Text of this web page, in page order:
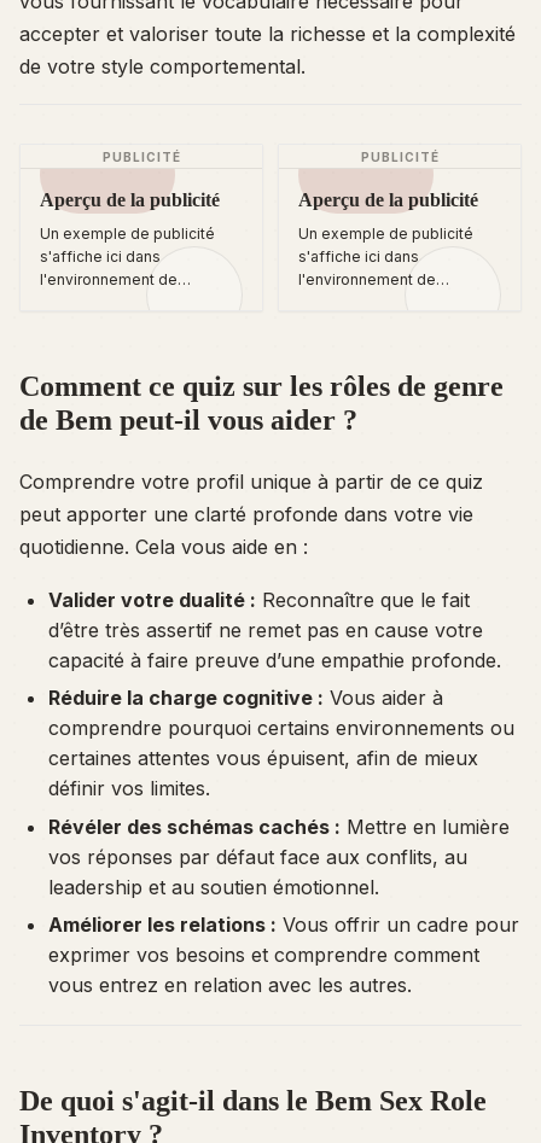
accepter et valoriser toute la richesse et la complexité
de votre style comportemental.
PUBLICITÉ
Aperçu de la publicité
Un exemple de publicité
s'affiche ici dans
l'environnement de
PUBLICITÉ
Aperçu de la publicité
Un exemple de publicité
s'affiche ici dans
l'environnement de
Comment ce quiz sur les rôles de genre
de Bem peut-il vous aider ?
Comprendre votre profil unique à partir de ce quiz
peut apporter une clarté profonde dans votre vie
quotidienne. Cela vous aide en :
Valider votre dualité : Reconnaître que le fait
d’être très assertif ne remet pas en cause votre
capacité à faire preuve d’une empathie profonde.
Réduire la charge cognitive : Vous aider à
comprendre pourquoi certains environnements ou
certaines attentes vous épuisent, afin de mieux
définir vos limites.
Révéler des schémas cachés : Mettre en lumière
vos réponses par défaut face aux conflits, au
leadership et au soutien émotionnel.
Améliorer les relations : Vous offrir un cadre pour
exprimer vos besoins et comprendre comment
vous entrez en relation avec les autres.
De quoi s'agit-il dans le Bem Sex Role
Inventory ?